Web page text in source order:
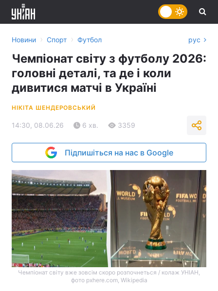
Новини › Спорт › Футбол рус
Чемпіонат світу з футболу 2026:
головні деталі, та де і коли
дивитися матчі в Україні
НІКІТА ШЕНДЕРОВСЬКИЙ
14:30, 08.06.26 6 хв. 3359
Підпишіться на нас в Google
Чемпіонат світу вже зовсім скоро розпочнеться / колаж УНІАН,
фото pxhere.com, Wikipedia